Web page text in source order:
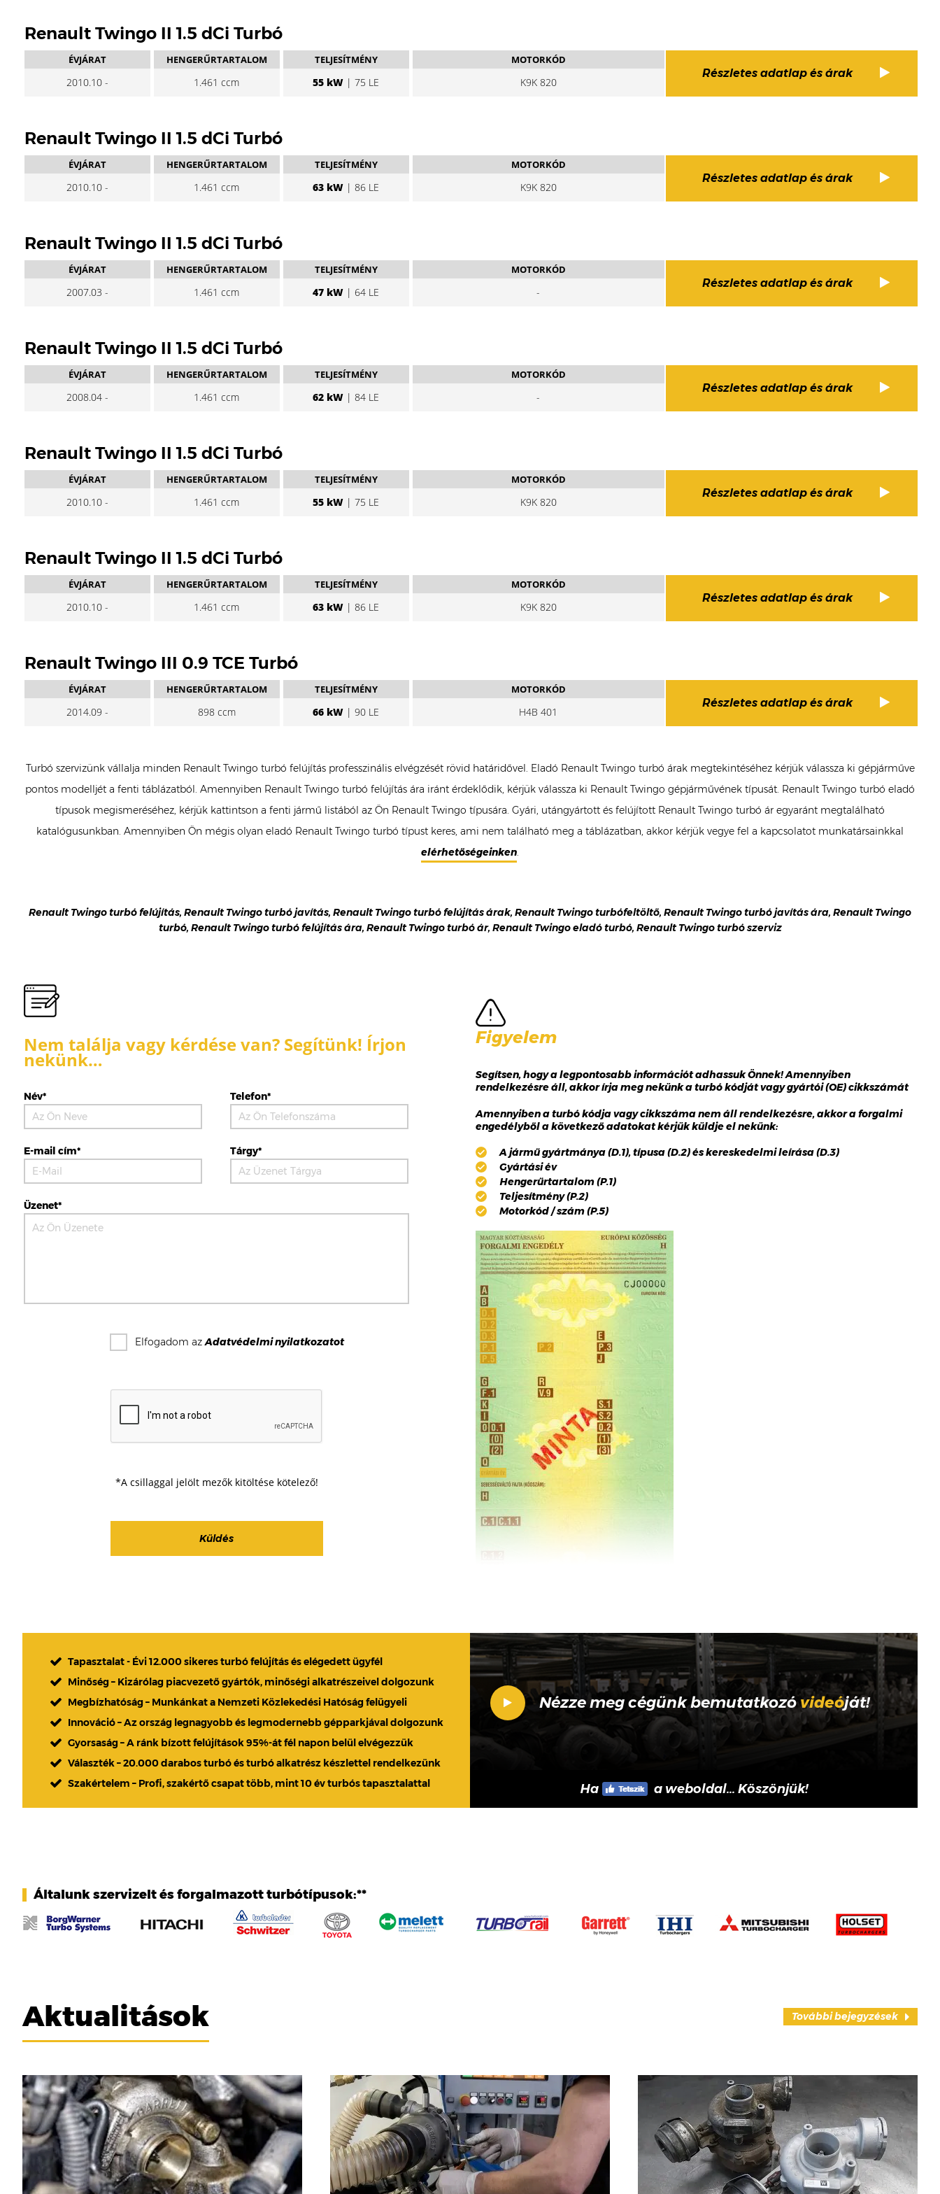
Renault Twingo II 1.5 dCi Turbó
ÉVJÁRAT
2010.10 -
HENGERŰRTARTALOM
1.461 ccm
TELJESÍTMÉNY
55 kW | 75 LE
MOTORKÓD
K9K 820
Részletes adatlap és árak
Renault Twingo II 1.5 dCi Turbó
ÉVJÁRAT
2010.10 -
HENGERŰRTARTALOM
1.461 ccm
TELJESÍTMÉNY
63 kW | 86 LE
MOTORKÓD
K9K 820
Részletes adatlap és árak
Renault Twingo II 1.5 dCi Turbó
ÉVJÁRAT
2007.03 -
HENGERŰRTARTALOM
1.461 ccm
TELJESÍTMÉNY
47 kW | 64 LE
MOTORKÓD
-
Részletes adatlap és árak
Renault Twingo II 1.5 dCi Turbó
ÉVJÁRAT
2008.04 -
HENGERŰRTARTALOM
1.461 ccm
TELJESÍTMÉNY
62 kW | 84 LE
MOTORKÓD
-
Részletes adatlap és árak
Renault Twingo II 1.5 dCi Turbó
ÉVJÁRAT
2010.10 -
HENGERŰRTARTALOM
1.461 ccm
TELJESÍTMÉNY
55 kW | 75 LE
MOTORKÓD
K9K 820
Részletes adatlap és árak
Renault Twingo II 1.5 dCi Turbó
ÉVJÁRAT
2010.10 -
HENGERŰRTARTALOM
1.461 ccm
TELJESÍTMÉNY
63 kW | 86 LE
MOTORKÓD
K9K 820
Részletes adatlap és árak
Renault Twingo III 0.9 TCE Turbó
ÉVJÁRAT
2014.09 -
HENGERŰRTARTALOM
898 ccm
TELJESÍTMÉNY
66 kW | 90 LE
MOTORKÓD
H4B 401
Részletes adatlap és árak
Turbó szervizünk vállalja minden Renault Twingo turbó felújítás professzinális elvégzését rövid határidővel. Eladó Renault Twingo turbó árak megtekintéséhez kérjük válassza ki gépjárműve
pontos modelljét a fenti táblázatból. Amennyiben Renault Twingo turbó felújítás ára iránt érdeklődik, kérjük válassza ki Renault Twingo gépjárművének típusát. Renault Twingo turbó eladó
típusok megismeréséhez, kérjük kattintson a fenti jármű listából az Ön Renault Twingo típusára. Gyári, utángyártott és felújított Renault Twingo turbó ár egyaránt megtalálható
katalógusunkban. Amennyiben Ön mégis olyan eladó Renault Twingo turbó típust keres, ami nem található meg a táblázatban, akkor kérjük vegye fel a kapcsolatot munkatársainkkal
elérhetőségeinken.
Renault Twingo turbó felújítás, Renault Twingo turbó javítás, Renault Twingo turbó felújítás árak, Renault Twingo turbófeltöltő, Renault Twingo turbó javítás ára, Renault Twingo
turbó, Renault Twingo turbó felújítás ára, Renault Twingo turbó ár, Renault Twingo eladó turbó, Renault Twingo turbó szerviz
Nem találja vagy kérdése van? Segítünk! Írjon
nekünk…
Név* Telefon*
E-mail cím* Tárgy*
Üzenet*
Elfogadom azAdatvédelmi nyilatkozatot
*A csillaggal jelölt mezők kitöltése kötelező!
Figyelem
Segítsen, hogy a legpontosabb információt adhassuk Önnek! Amennyiben
rendelkezésre áll, akkor írja meg nekünk a turbó kódját vagy gyártói (OE) cikkszámát
Amennyiben a turbó kódja vagy cikkszáma nem áll rendelkezésre, akkor a forgalmi
engedélyből a következő adatokat kérjük küldje el nekünk:
A jármű gyártmánya (D.1), típusa (D.2) és kereskedelmi leírása (D.3)
Gyártási év
Hengerűrtartalom (P.1)
Teljesítmény (P.2)
Motorkód / szám (P.5)
Tapasztalat - Évi 12.000 sikeres turbó felújítás és elégedett ügyfél
Minőség – Kizárólag piacvezető gyártók, minőségi alkatrészeivel dolgozunk
Megbízhatóság – Munkánkat a Nemzeti Közlekedési Hatóság felügyeli
Innováció – Az ország legnagyobb és legmodernebb gépparkjával dolgozunk
Gyorsaság – A ránk bízott felújítások 95%-át fél napon belül elvégezzük
Választék – 20.000 darabos turbó és turbó alkatrész készlettel rendelkezünk
Szakértelem – Profi, szakértő csapat több, mint 10 év turbós tapasztalattal
Nézze meg cégünk bemutatkozóvideóját!
Ha a weboldal... Köszönjük!
Általunk szervizelt és forgalmazott turbótípusok:**
Aktualitások További bejegyzések